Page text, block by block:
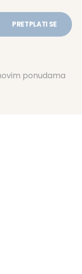
PRETPLATI SE
ponudama